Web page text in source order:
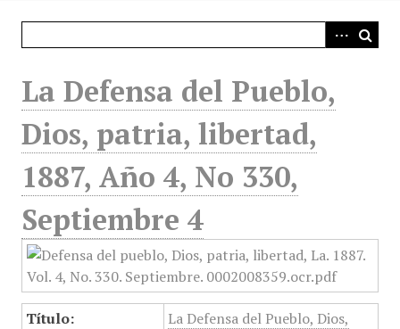
La Defensa del Pueblo,
Dios, patria, libertad,
1887, Año 4, No 330,
Septiembre 4
Título:
La Defensa del Pueblo, Dios,